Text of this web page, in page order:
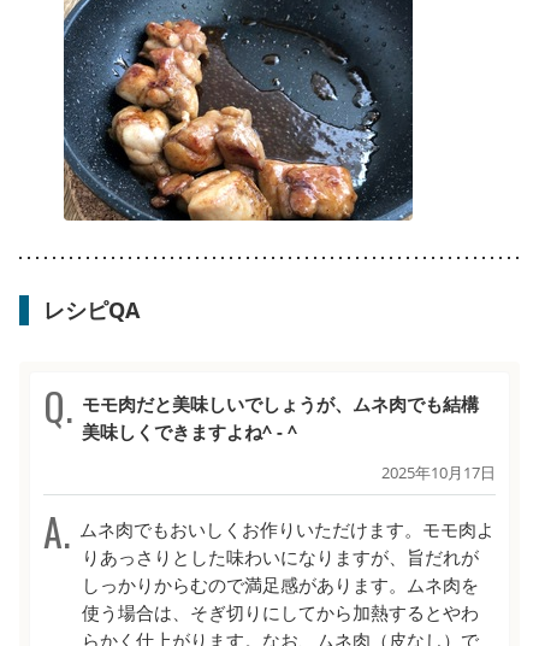
レシピQA
モモ肉だと美味しいでしょうが、ムネ肉でも結構
美味しくできますよね^ - ^
2025年10月17日
ムネ肉でもおいしくお作りいただけます。モモ肉よ
りあっさりとした味わいになりますが、旨だれが
しっかりからむので満足感があります。ムネ肉を
使う場合は、そぎ切りにしてから加熱するとやわ
らかく仕上がります。なお、ムネ肉（皮なし）で